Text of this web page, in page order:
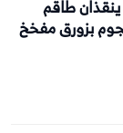
طاقم
بزورق مفخخ